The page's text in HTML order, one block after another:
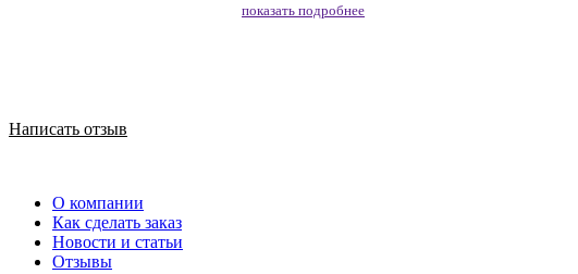
показать подробнее
Написать отзыв
О компании
Как сделать заказ
Новости и статьи
Отзывы